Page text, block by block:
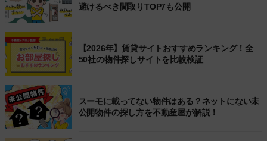
避けるべき間取りTOP7も公開
【2026年】賃貸サイトおすすめランキング！全
50社の物件探しサイトを比較検証
スーモに載ってない物件はある？ネットにない未
公開物件の探し方を不動産屋が解説！